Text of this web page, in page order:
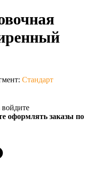
Стандарт
войдите
оформлять заказы по